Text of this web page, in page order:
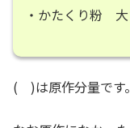
・かたくり粉 大
( )は原作分量です。